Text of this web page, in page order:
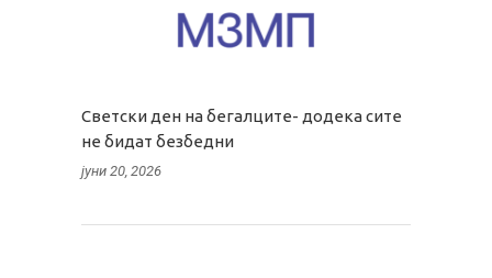
Светски ден на бегалците- додека сите
не бидат безбедни
јуни 20, 2026